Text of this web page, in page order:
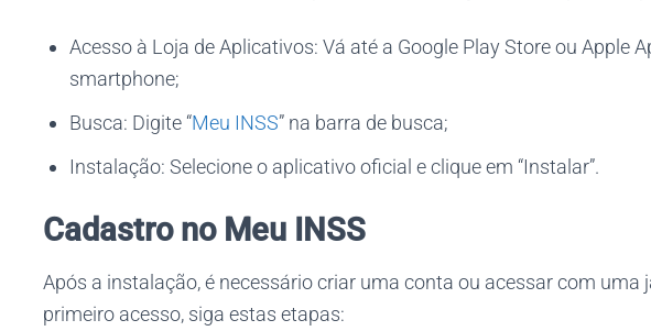
Acesso à Loja de Aplicativos: Vá até a Google Play Store ou Apple
smartphone;
Busca: Digite “Meu INSS” na barra de busca;
Instalação: Selecione o aplicativo oficial e clique em “Instalar”.
Cadastro no Meu INSS
Após a instalação, é necessário criar uma conta ou acessar com uma
primeiro acesso, siga estas etapas: